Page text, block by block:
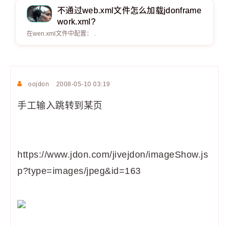
不通过web.xml文件怎么加载jdonframe
work.xml?
在wen.xml文件中配置： .
oojdon 2008-05-10 03:19
手工输入跳转到某页
https://www.jdon.com/jivejdon/imageShow.js
p?type=images/jpeg&id=163